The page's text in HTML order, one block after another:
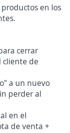
en los
cerrar
cliente de
a un nuevo
perder al
en el
de venta +